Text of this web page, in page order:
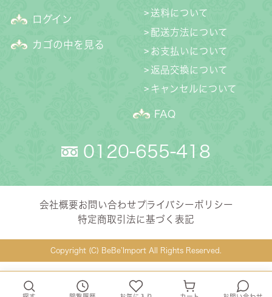
ログイン
カゴの中を見る
送料について
配送方法について
お支払いについて
返品交換について
キャンセルについて
FAQ
0120-655-418
会社概要お問い合わせプライバシーポリシー
特定商取引法に基づく表記
Copyright (C) BeBe’Import All Rights Reserved.